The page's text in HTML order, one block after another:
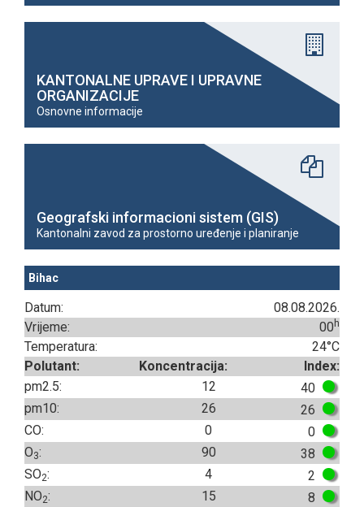
KANTONALNE UPRAVE I UPRAVNE
ORGANIZACIJE
Osnovne informacije
Geografski informacioni sistem (GIS)
Kantonalni zavod za prostorno uređenje i planiranje
Bihac
Datum:
08.08.2026.
Vrijeme:
00 h
Temperatura:
24°C
Polutant:
Koncentracija:
Index:
pm2.5:
12
40
pm10:
26
26
CO:
0
0
O3: 90
38
SO2: 4
2
NO2: 15 8